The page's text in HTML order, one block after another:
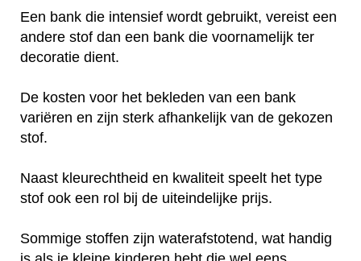
Een bank die intensief wordt gebruikt, vereist een
andere stof dan een bank die voornamelijk ter
decoratie dient.
De kosten voor het bekleden van een bank
variëren en zijn sterk afhankelijk van de gekozen
stof.
Naast kleurechtheid en kwaliteit speelt het type
stof ook een rol bij de uiteindelijke prijs.
Sommige stoffen zijn waterafstotend, wat handig